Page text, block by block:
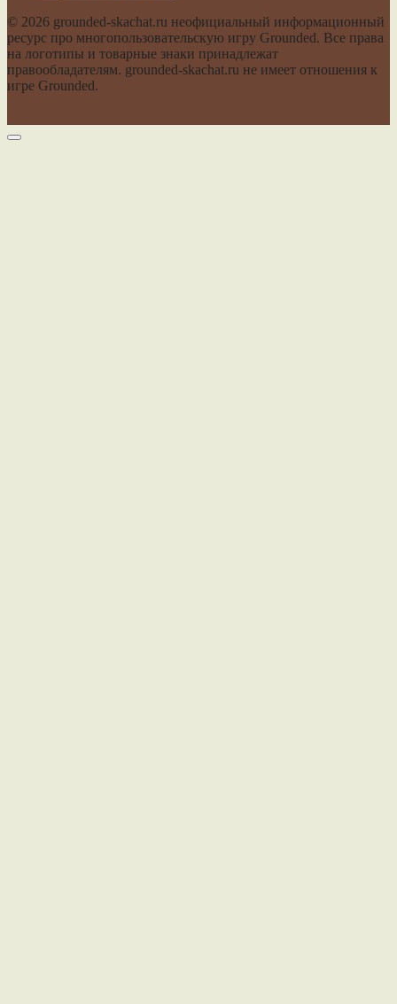
© 2026 grounded-skachat.ru неофициальный информационный
ресурс про многопользовательскую игру Grounded. Все права
на логотипы и товарные знаки принадлежат
правообладателям. grounded-skachat.ru не имеет отношения к
игре Grounded.